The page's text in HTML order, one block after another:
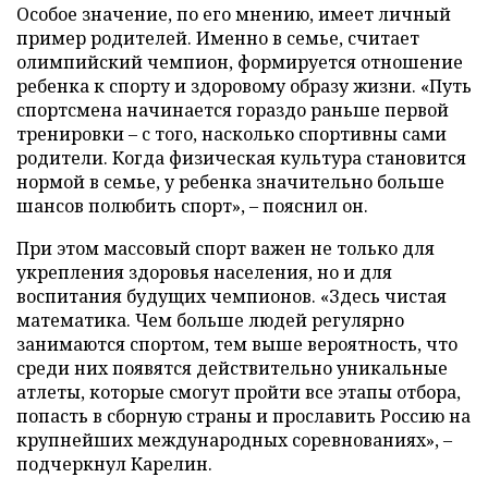
Особое значение, по его мнению, имеет личный
пример родителей. Именно в семье, считает
олимпийский чемпион, формируется отношение
ребенка к спорту и здоровому образу жизни. «Путь
спортсмена начинается гораздо раньше первой
тренировки – с того, насколько спортивны сами
родители. Когда физическая культура становится
нормой в семье, у ребенка значительно больше
шансов полюбить спорт», – пояснил он.
При этом массовый спорт важен не только для
укрепления здоровья населения, но и для
воспитания будущих чемпионов. «Здесь чистая
математика. Чем больше людей регулярно
занимаются спортом, тем выше вероятность, что
среди них появятся действительно уникальные
атлеты, которые смогут пройти все этапы отбора,
попасть в сборную страны и прославить Россию на
крупнейших международных соревнованиях», –
подчеркнул Карелин.